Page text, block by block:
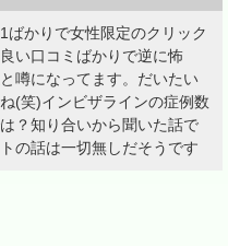
ばかりで女性限定のクリック
い口コミばかりで逆に怖
噂になってます。だいたい
(笑)インビザラインの症例数
？知り合いから聞いた話で
の話は一切無しだそうです